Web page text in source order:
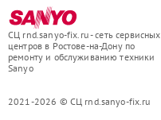
СЦ rnd.sanyo-fix.ru - сеть сервисных
центров в Ростове-на-Дону по
ремонту и обслуживанию техники
Sanyo
2021-2026 © СЦ rnd.sanyo-fix.ru